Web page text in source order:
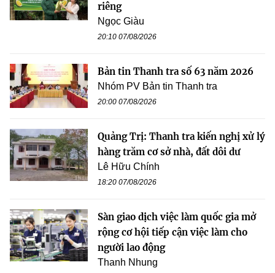
riêng
Ngọc Giàu
20:10 07/08/2026
Bản tin Thanh tra số 63 năm 2026
Nhóm PV Bản tin Thanh tra
20:00 07/08/2026
Quảng Trị: Thanh tra kiến nghị xử lý
hàng trăm cơ sở nhà, đất dôi dư
Lê Hữu Chính
18:20 07/08/2026
Sàn giao dịch việc làm quốc gia mở
rộng cơ hội tiếp cận việc làm cho
người lao động
Thanh Nhung